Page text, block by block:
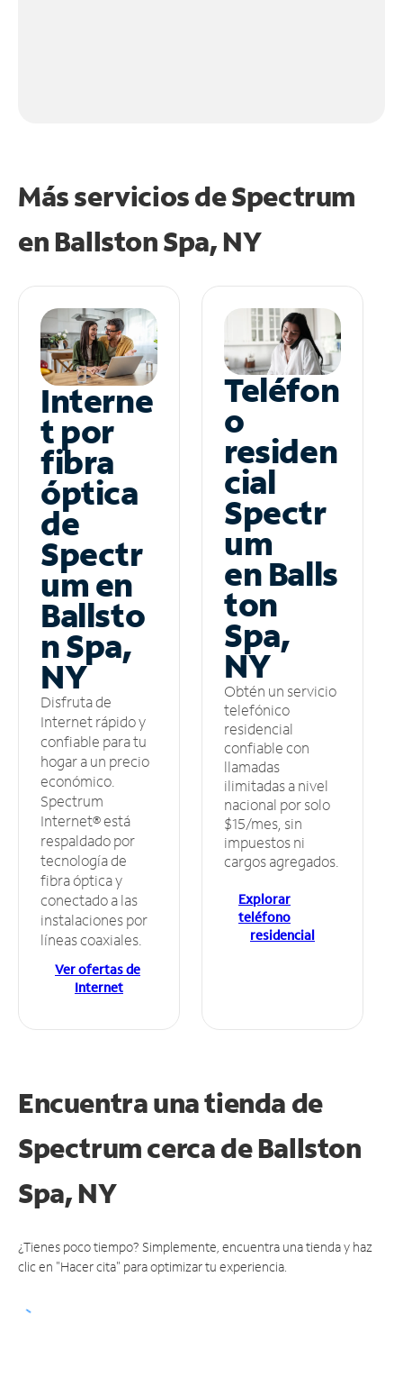
Más servicios de Spectrum
en Ballston Spa, NY
Interne
t por
fibra
óptica
de
Spectr
um en
Ballsto
n Spa,
NY
Disfruta de
Internet rápido y
confiable para tu
hogar a un precio
económico.
Spectrum
Internet® está
respaldado por
tecnología de
fibra óptica y
conectado a las
instalaciones por
líneas coaxiales.
Ver ofertas de
Internet
Teléfon
o
residen
cial
Spectr
um
en Balls
ton
Spa,
NY
Obtén un servicio
telefónico
residencial
confiable con
llamadas
ilimitadas a nivel
nacional por solo
$15/mes, sin
impuestos ni
cargos agregados.
Explorar
teléfono
residencial
Encuentra una tienda de
Spectrumcerca de Ballston
Spa, NY
¿Tienes poco tiempo? Simplemente, encuentra una tienda y haz
clic en "Hacer cita" para optimizar tu experiencia.